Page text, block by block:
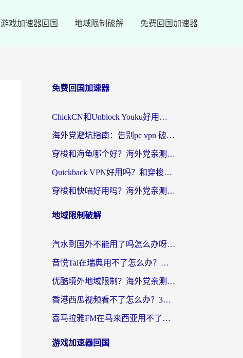
游戏加速器回国 地域限制破解 免费回国加速器
免费回国加速器
ChickCN和Unblock Youku好用吗？海外党亲测3款回国加速器，附iOS免费选择指南
海外党避坑指南：告别pc vpn 破解，选对回国加速器轻松访问国内资源
穿梭和海龟哪个好？海外党亲测回国加速器，附电脑免费VPN推荐
Quickback VPN好用吗？和穿梭VPN对比哪个回国效果更好？海外党必看的真实测评与选择指南
穿梭和快喵好用吗？海外党亲测3款回国加速器，附日本回国VPN避坑指南
地域限制破解
汽水到国外不能用了吗怎么办呀？海外党追剧看片的救星在这里！
音悦Tai在瑞典用不了怎么办？海外华人追剧听歌的实用指南
优酷境外地域限制？海外党亲测：这样看国内剧再也不卡（附3个实用场景解决）
香港西瓜视频看不了怎么办？3步解决海外追剧难题，附靠谱加速器推荐
喜马拉雅FM在马来西亚用不了怎么办？海外华人亲测有效的回国加速指南
游戏加速器回国